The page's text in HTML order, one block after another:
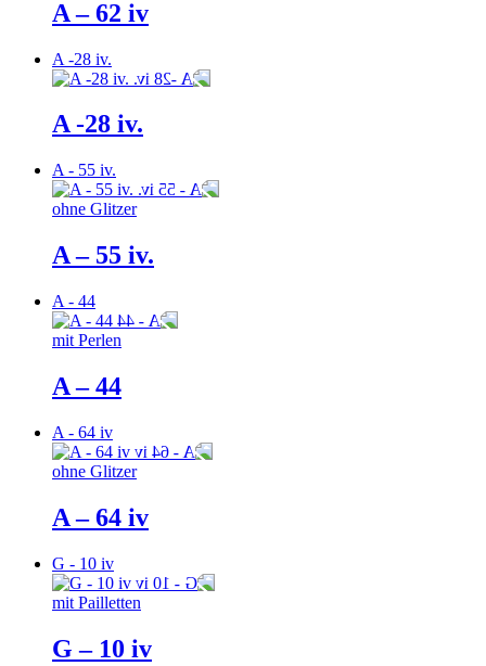
A – 62 iv
A -28 iv.
A -28 iv.
A - 55 iv.
ohne Glitzer
A – 55 iv.
A - 44
mit Perlen
A – 44
A - 64 iv
ohne Glitzer
A – 64 iv
G - 10 iv
mit Pailletten
G – 10 iv